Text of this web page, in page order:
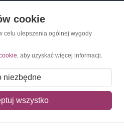
cookie
celu ulepszenia ogólnej wygody
, aby uzyskać więcej informacji.
niezbędne
wszystko